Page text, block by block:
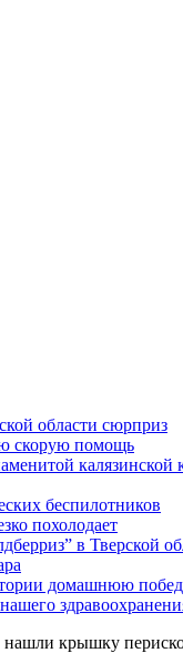
области сюрприз
скорую помощь
калязинской
беспилотников
похолодает
в Тверской
домашнюю
крышку